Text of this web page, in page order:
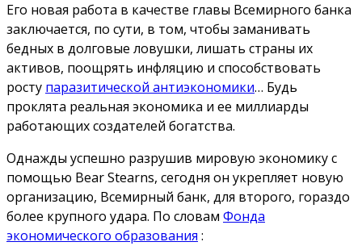
Его новая работа в качестве главы Всемирного банка
заключается, по сути, в том, чтобы заманивать
бедных в долговые ловушки, лишать страны их
активов, поощрять инфляцию и способствовать
росту паразитической антиэкономики… Будь
проклята реальная экономика и ее миллиарды
работающих создателей богатства.
Однажды успешно разрушив мировую экономику с
помощью Bear Stearns, сегодня он укрепляет новую
организацию, Всемирный банк, для второго, гораздо
более крупного удара. По словам Фонда
экономического образования :